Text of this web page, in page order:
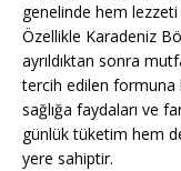
genelinde hem lezzeti
Özellikle Karadeniz
ayrıldıktan sonra
tercih edilen formuna
sağlığa faydaları ve
günlük tüketim hem
yere sahiptir.